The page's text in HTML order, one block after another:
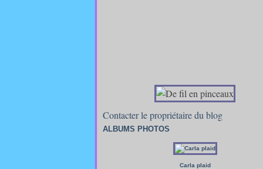
Contacter le propriétaire du blog
ALBUMS PHOTOS
Carla plaid